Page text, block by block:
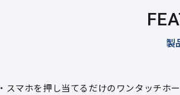
製
・スマホを押し当てるだけのワンタッチホ